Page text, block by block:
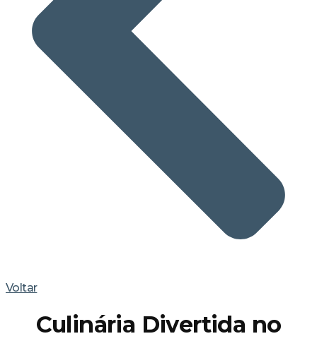
Voltar
Culinária Divertida no